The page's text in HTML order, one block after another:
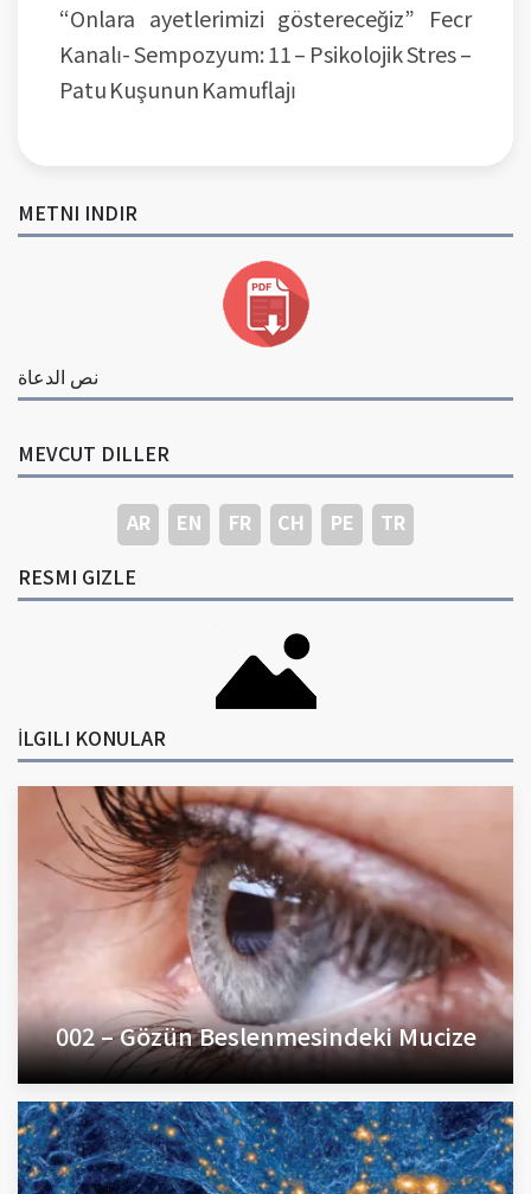
“Onlara ayetlerimizi göstereceğiz” Fecr
Kanalı- Sempozyum: 11 – Psikolojik Stres –
Patu Kuşunun Kamuflajı
METNI INDIR
نص الدعاة
MEVCUT DILLER
AR EN FR CH PE
TR
RESMI GIZLE
İLGILI KONULAR
002 – Gözün Beslenmesindeki Mucize